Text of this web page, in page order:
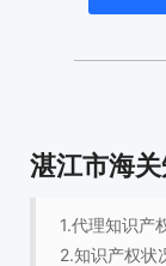
湛江市海关
1.代理知识产
2.知识产权状